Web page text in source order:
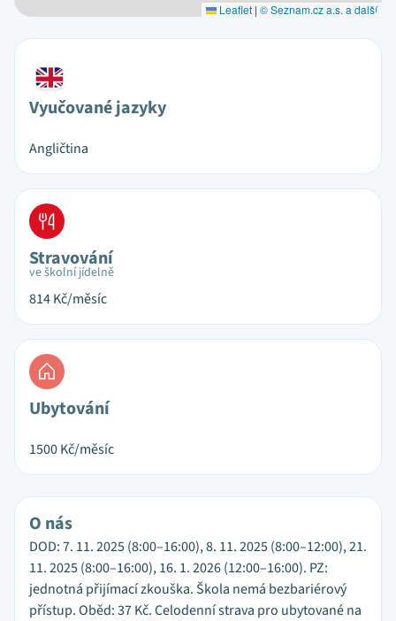
Leaflet | © Seznam.cz a.s. a další
Vyučované jazyky
Angličtina
Stravování
ve školní jídelně
814Kč/měsíc
Ubytování
1500Kč/měsíc
O nás
DOD: 7. 11. 2025 (8:00–16:00), 8. 11. 2025 (8:00–12:00), 21.
11. 2025 (8:00–16:00), 16. 1. 2026 (12:00–16:00). PZ:
jednotná přijímací zkouška. Škola nemá bezbariérový
přístup. Oběd: 37 Kč. Celodenní strava pro ubytované na